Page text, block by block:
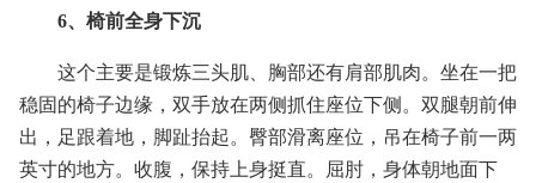
6、椅前全身下沉
这个主要是锻炼三头肌、胸部还有肩部肌肉。坐在一把
稳固的椅子边缘，双手放在两侧抓住座位下侧。双腿朝前伸
出，足跟着地，脚趾抬起。臀部滑离座位，吊在椅子前一两
英寸的地方。收腹，保持上身挺直。屈肘，身体朝地面下